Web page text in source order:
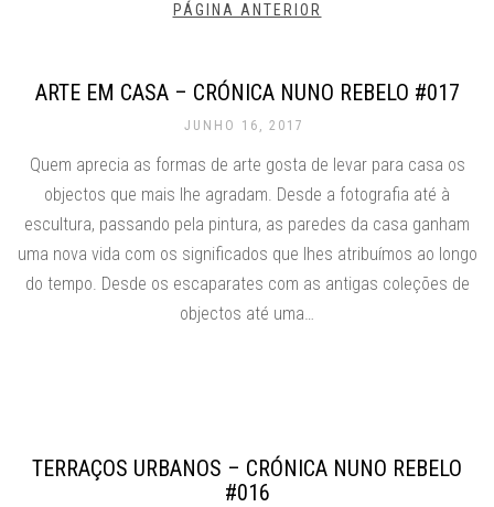
PÁGINA ANTERIOR
ARTE EM CASA – CRÓNICA NUNO REBELO #017
JUNHO 16, 2017
Quem aprecia as formas de arte gosta de levar para casa os
objectos que mais lhe agradam. Desde a fotografia até à
escultura, passando pela pintura, as paredes da casa ganham
uma nova vida com os significados que lhes atribuímos ao longo
do tempo. Desde os escaparates com as antigas coleções de
objectos até uma…
TERRAÇOS URBANOS – CRÓNICA NUNO REBELO
#016